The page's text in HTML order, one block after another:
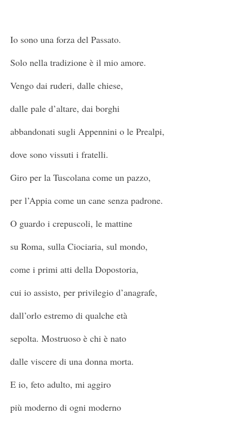
Io sono una forza del Passato.
Solo nella tradizione è il mio amore.
Vengo dai ruderi, dalle chiese,
dalle pale d’altare, dai borghi
abbandonati sugli Appennini o le Prealpi,
dove sono vissuti i fratelli.
Giro per la Tuscolana come un pazzo,
per l’Appia come un cane senza padrone.
O guardo i crepuscoli, le mattine
su Roma, sulla Ciociaria, sul mondo,
come i primi atti della Dopostoria,
cui io assisto, per privilegio d’anagrafe,
dall’orlo estremo di qualche età
sepolta. Mostruoso è chi è nato
dalle viscere di una donna morta.
E io, feto adulto, mi aggiro
più moderno di ogni moderno